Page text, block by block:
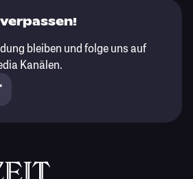
bleiben und folge uns auf
Kanälen.